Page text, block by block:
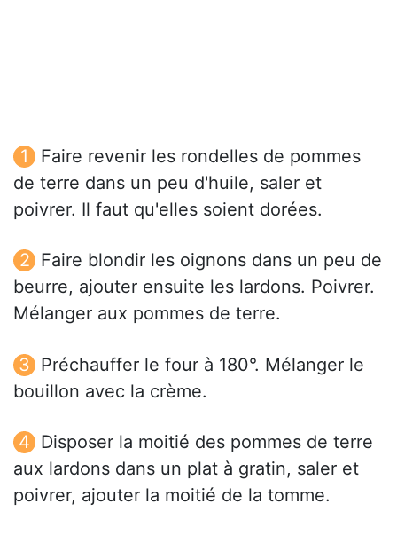
Faire revenir les rondelles de pommes
de terre dans un peu d'huile, saler et
poivrer. Il faut qu'elles soient dorées.
Faire blondir les oignons dans un peu de
beurre, ajouter ensuite les lardons. Poivrer.
Mélanger aux pommes de terre.
Préchauffer le four à 180°. Mélanger le
bouillon avec la crème.
Disposer la moitié des pommes de terre
aux lardons dans un plat à gratin, saler et
poivrer, ajouter la moitié de la tomme.